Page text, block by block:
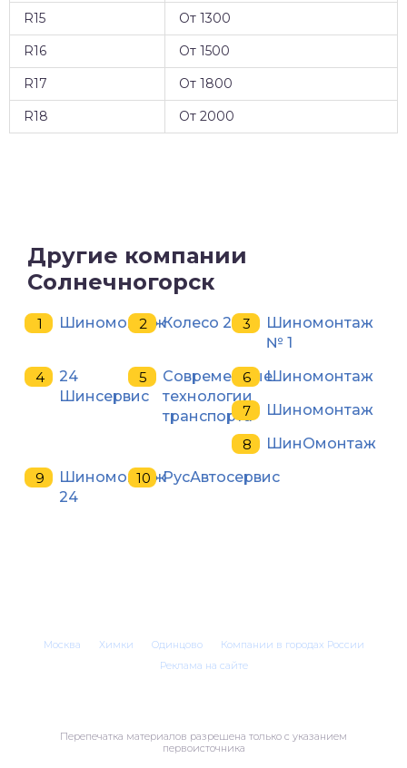
R15
От 1300
R16
От 1500
R17
От 1800
R18
От 2000
Другие компании
Солнечногорск
ШиномонтажКолесо 24
Шиномонтаж
№ 1
24
Шинсервис
Современные
технологии
транспорта
Шиномонтаж
Шиномонтаж
ШинОмонтаж
Шиномонтаж
24
РусАвтосервис
Москва Химки Одинцово
Компании в городах России
Реклама на сайте
Перепечатка материалов разрешена только с указанием
первоисточника